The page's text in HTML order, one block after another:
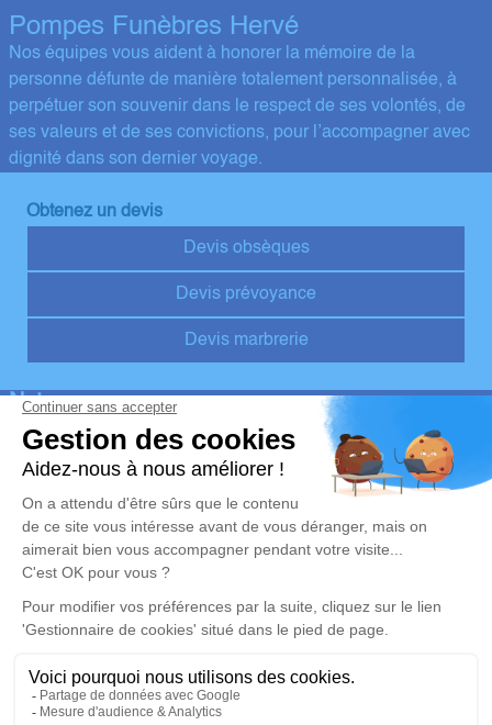
Pompes Funèbres Hervé
Nos équipes vous aident à honorer la mémoire de la
personne défunte de manière totalement personnalisée, à
perpétuer son souvenir dans le respect de ses volontés, de
ses valeurs et de ses convictions, pour l’accompagner avec
dignité dans son dernier voyage.
Obtenez un devis
Devis obsèques
Devis prévoyance
Devis marbrerie
Notre agence
Pompes Funèbres Hervé
02 55 60 50 00
1 Rue Pierre Fontaine - 37330 - Couesmes
4.7/5 - 10 avis
Nos Services
Monuments funéraires v1
Demande de rendez-vous en
Mentions légales
Politique de traitement des données personnelles